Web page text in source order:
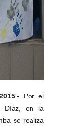
Por el
Díaz, en la
se realiza